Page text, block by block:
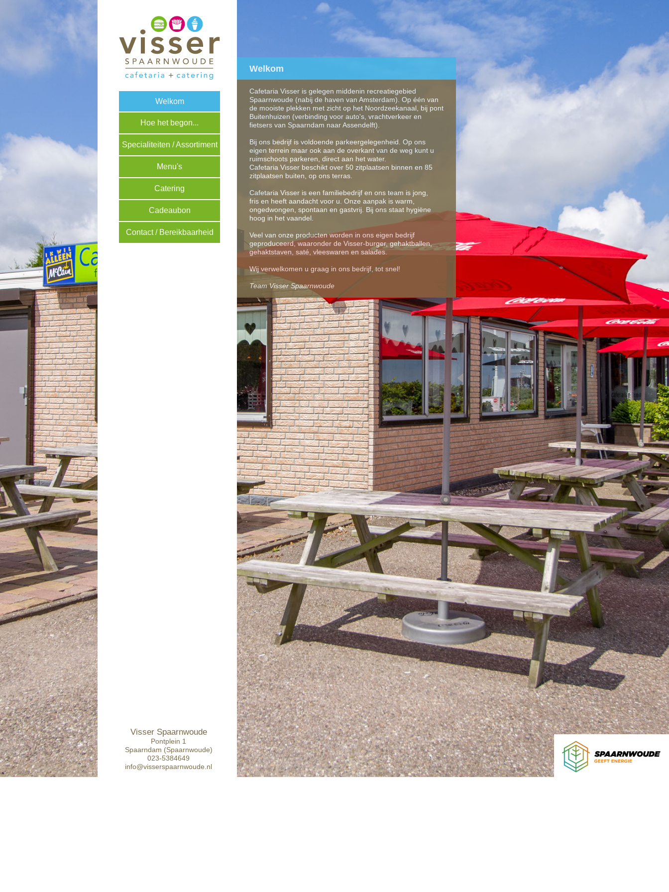
Welkom
Cafetaria Visser is gelegen middenin recreatiegebied
Spaarnwoude (nabij de haven van Amsterdam). Op één van
de mooiste plekken met zicht op het Noordzeekanaal, bij pont
Buitenhuizen (verbinding voor auto's, vrachtverkeer en
fietsers van Spaarndam naar Assendelft).
Bij ons bedrijf is voldoende parkeergelegenheid. Op ons
eigen terrein maar ook aan de overkant van de weg kunt u
ruimschoots parkeren, direct aan het water.
Cafetaria Visser beschikt over 50 zitplaatsen binnen en 85
zitplaatsen buiten, op ons terras.
Cafetaria Visser is een familiebedrijf en ons team is jong,
fris en heeft aandacht voor u. Onze aanpak is warm,
ongedwongen, spontaan en gastvrij. Bij ons staat hygiëne
hoog in het vaandel.
Veel van onze producten worden in ons eigen bedrijf
geproduceerd, waaronder de Visser-burger, gehaktballen,
gehaktstaven, saté, vleeswaren en salades.
Wij verwelkomen u graag in ons bedrijf, tot snel!
Team Visser Spaarnwoude
Welkom
Hoe het begon...
Specialiteiten / Assortiment
Menu's
Catering
Cadeaubon
Contact / Bereikbaarheid
Visser Spaarnwoude
Pontplein 1
Spaarndam (Spaarnwoude)
023-5384649
info@visserspaarnwoude.nl